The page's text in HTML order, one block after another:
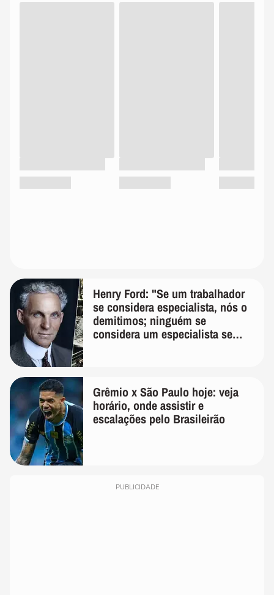
Henry Ford: "Se um trabalhador
se considera especialista, nós o
demitimos; ninguém se
considera um especialista se
Grêmio x São Paulo hoje: veja
horário, onde assistir e
escalações pelo Brasileirão
PUBLICIDADE